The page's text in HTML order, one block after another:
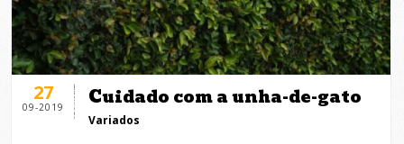
27
09-2019 Cuidado com a unha-de-gato
Variados